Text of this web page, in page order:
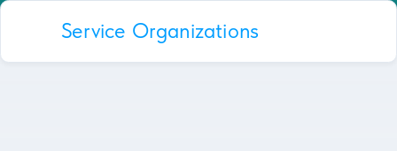
Service Organizations